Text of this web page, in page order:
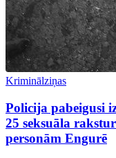
Kriminālziņas
Policija pabeigusi
25 seksuāla
personām Engurē